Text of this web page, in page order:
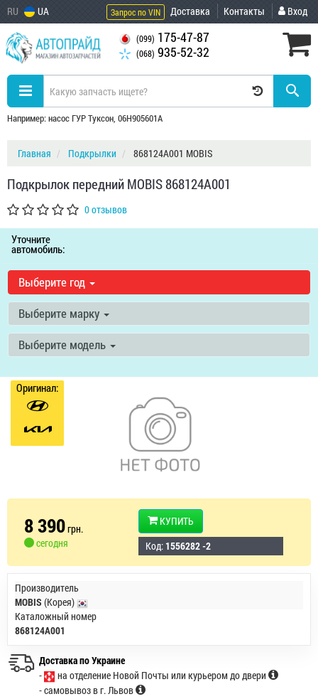
RU UA Запрос по VIN Доставка Контакты Вход
(099) 175-47-87
(068) 935-52-32
Например: насос ГУР Туксон, 06H905601A
Главная Подкрылки 868124A001 MOBIS
Подкрылок передний MOBIS 868124A001
0 отзывов
Уточните
автомобиль:
Выберите год
Выберите марку
Выберите модель
Оригинал:
8 390грн.
сегодня
КУПИТЬ
Код: 1556282 -2
Производитель
MOBIS (Корея)
Каталожный номер
868124A001
Доставка по Украине
-
на отделение Новой Почты или курьером до двери
- самовывоз в г. Львов